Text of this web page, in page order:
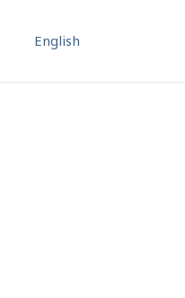
English